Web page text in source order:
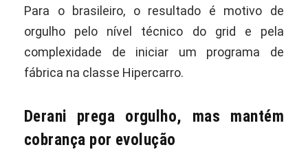
Para o brasileiro, o resultado é motivo de
orgulho pelo nível técnico do grid e pela
complexidade de iniciar um programa de
fábrica na classe Hipercarro.
Derani prega orgulho, mas mantém
cobrança por evolução